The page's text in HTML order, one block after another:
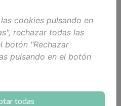
recomendado
especialmente las
de confort.
cookies pulsando en
rechazar todas las
botón "Rechazar
pulsando en el botón
todas